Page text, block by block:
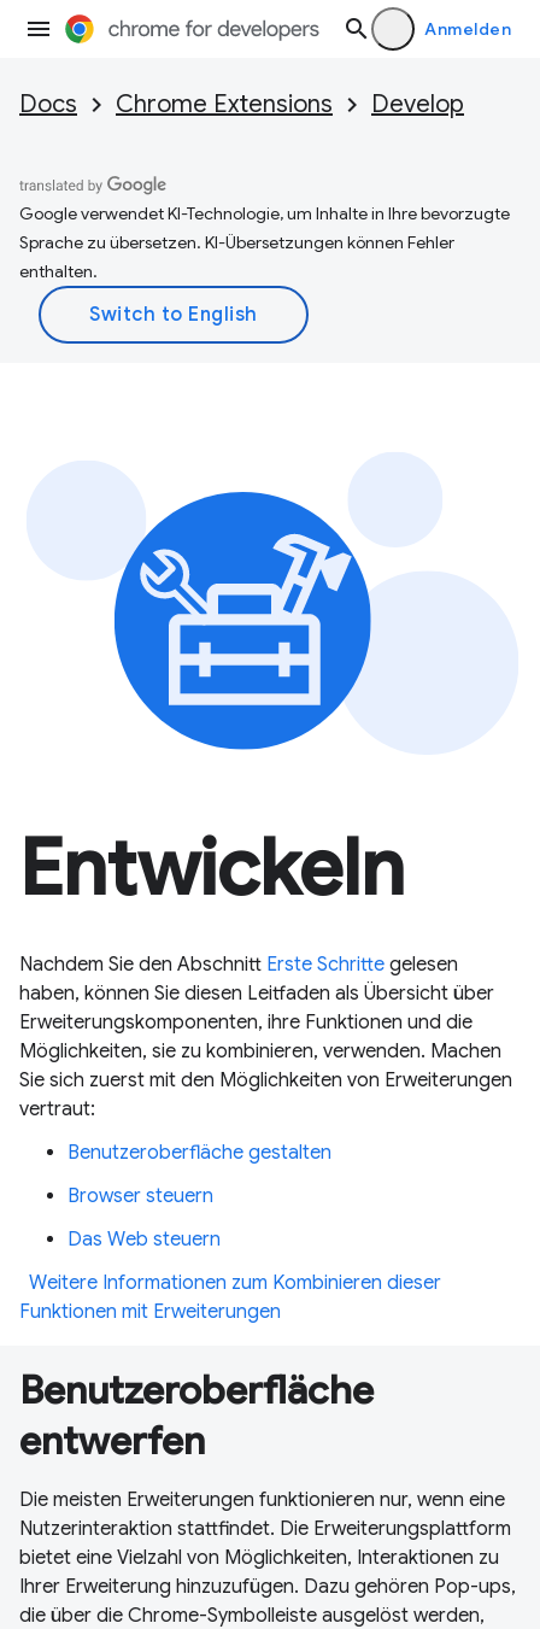
Anmelden
Docs Chrome Extensions Develop
Google verwendet KI-Technologie, um Inhalte in Ihre bevorzugte
Sprache zu übersetzen. KI-Übersetzungen können Fehler
enthalten.
Entwickeln
Nachdem Sie den Abschnitt Erste Schritte gelesen
haben, können Sie diesen Leitfaden als Übersicht über
Erweiterungskomponenten, ihre Funktionen und die
Möglichkeiten, sie zu kombinieren, verwenden. Machen
Sie sich zuerst mit den Möglichkeiten von Erweiterungen
vertraut:
Benutzeroberfläche gestalten
Browser steuern
Das Web steuern
Weitere Informationen zum Kombinieren dieser
Funktionen mit Erweiterungen
Benutzeroberfläche
entwerfen
Die meisten Erweiterungen funktionieren nur, wenn eine
Nutzerinteraktion stattfindet. Die Erweiterungsplattform
bietet eine Vielzahl von Möglichkeiten, Interaktionen zu
Ihrer Erweiterung hinzuzufügen. Dazu gehören Pop-ups,
die über die Chrome-Symbolleiste ausgelöst werden,